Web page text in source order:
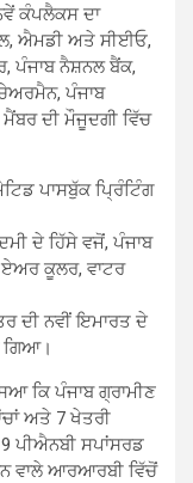
ਕੰਪਲੈਕਸ ਦਾ
ਐਮਡੀ ਅਤੇ ਸੀਈਓ,
ਪੰਜਾਬ ਨੈਸ਼ਨਲ ਬੈਂਕ,
ਪੰਜਾਬ
ਦੀ ਮੌਜੂਦਗੀ ਵਿੱਚ
ਪਾਸਬੁੱਕ ਪ੍ਰਿੰਟਿੰਗ
ਦੇ ਹਿੱਸੇ ਵਜੋਂ, ਪੰਜਾਬ
ਕੂਲਰ, ਵਾਟਰ
ਦੀ ਨਵੀਂ ਇਮਾਰਤ ਦੇ
ਗਿਆ।
ਕਿ ਪੰਜਾਬ ਗ੍ਰਾਮੀਣ
ਅਤੇ 7 ਖੇਤਰੀ
ਪੀਐਨਬੀ ਸਪਾਂਸਰਡ
ਵਾਲੇ ਆਰਆਰਬੀ ਵਿੱਚੋਂ